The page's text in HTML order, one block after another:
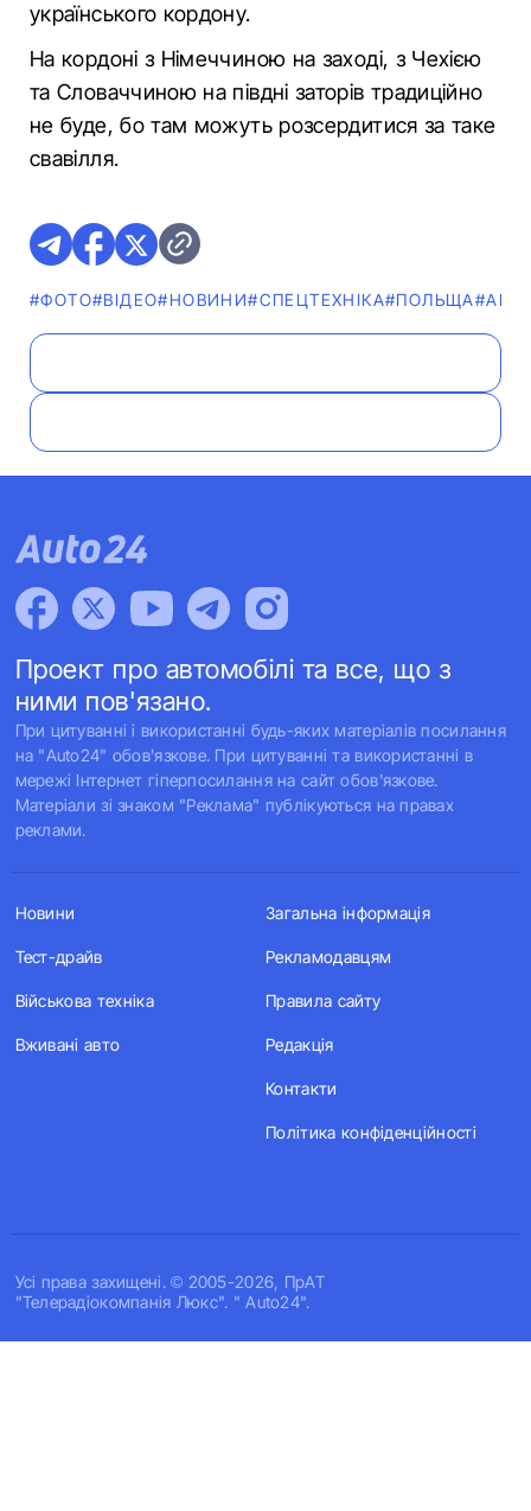
українського кордону.
На кордоні з Німеччиною на заході, з Чехією
та Словаччиною на півдні заторів традиційно
не буде, бо там можуть розсердитися за таке
свавілля.
#ФОТО#ВІДЕО#НОВИНИ#СПЕЦТЕХНІКА#ПОЛЬЩА
Проект про автомобілі та все, що з
ними пов'язано.
При цитуванні і використанні будь-яких матеріалів посилання
на "Auto24" обов'язкове. При цитуванні та використанні в
мережі Інтернет гіперпосилання на сайт обов'язкове.
Матеріали зі знаком "Реклама" публікуються на правах
реклами.
Усi права захищенi. © 2005-2026, ПрАТ
"Телерадіокомпанія Люкс". " Auto24".
Новини
Тест-драйв
Військова техніка
Вживані авто
Загальна інформація
Рекламодавцям
Правила сайту
Редакція
Контакти
Політика конфіденційності